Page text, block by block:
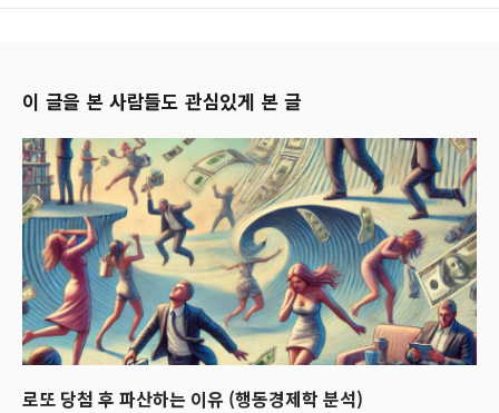
이 글을 본 사람들도 관심있게 본 글
로또 당첨 후 파산하는 이유 (행동경제학 분석)